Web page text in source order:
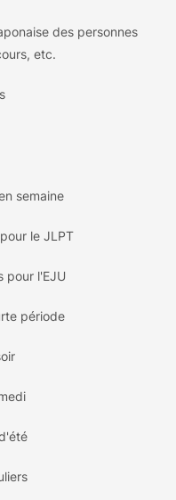
des personnes
etc.
semaine
le JLPT
pour l'EJU
période